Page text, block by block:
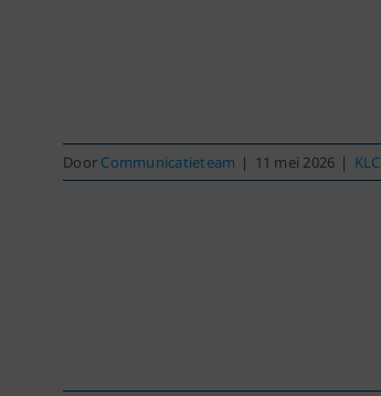
Door Communicatieteam | 11 mei 2026 | KLC